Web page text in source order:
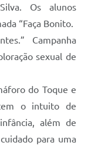
Os alunos
“Faça Bonito.
Campanha
sexual de
do Toque e
o intuito de
além de
para uma